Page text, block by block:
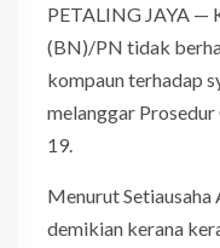
PETALING JAYA —
(BN)/PN tidak
kompaun terhadap
melanggar
19.
Menurut Setiausaha
demikian kerana